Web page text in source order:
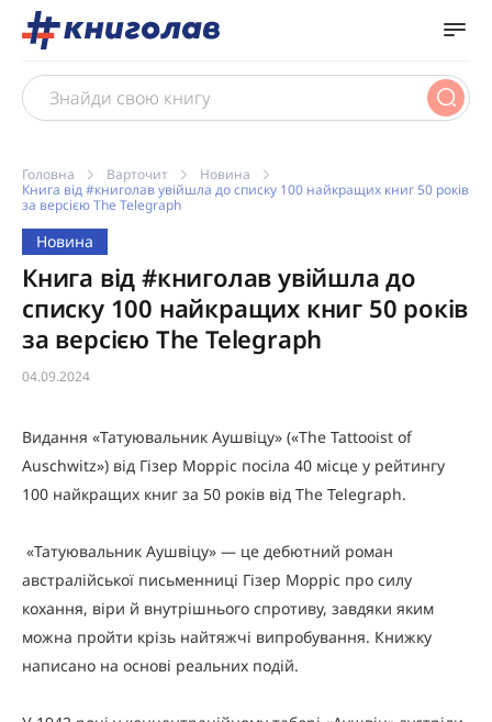
Головна Варточит
Новина
Книга від #книголав увійшла до списку 100 найкращих книг 50 років
за версією The Telegraph
Новина
Книга від #книголав увійшла до
списку 100 найкращих книг 50 років
за версією The Telegraph
04.09.2024
Видання «Татуювальник Аушвіцу» («The Tattooist of
Auschwitz») від Гізер Морріс посіла 40 місце у рейтингу
100 найкращих книг за 50 років від The Telegraph.
«Татуювальник Аушвіцу» — це дебютний роман
австралійської письменниці Гізер Морріс про силу
кохання, віри й внутрішнього спротиву, завдяки яким
можна пройти крізь найтяжчі випробування. Книжку
написано на основі реальних подій.